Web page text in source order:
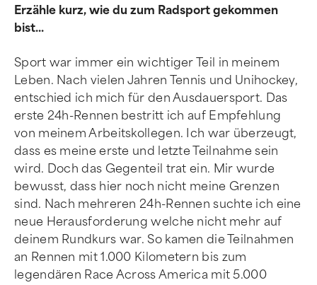
Erzähle kurz, wie du zum Radsport gekommen
bist...
Sport war immer ein wichtiger Teil in meinem
Leben. Nach vielen Jahren Tennis und Unihockey,
entschied ich mich für den Ausdauersport. Das
erste 24h-Rennen bestritt ich auf Empfehlung
von meinem Arbeitskollegen. Ich war überzeugt,
dass es meine erste und letzte Teilnahme sein
wird. Doch das Gegenteil trat ein. Mir wurde
bewusst, dass hier noch nicht meine Grenzen
sind. Nach mehreren 24h-Rennen suchte ich eine
neue Herausforderung welche nicht mehr auf
deinem Rundkurs war. So kamen die Teilnahmen
an Rennen mit 1.000 Kilometern bis zum
legendären Race Across America mit 5.000